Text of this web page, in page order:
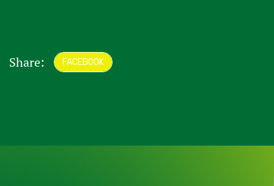
Share: FACEBOOK